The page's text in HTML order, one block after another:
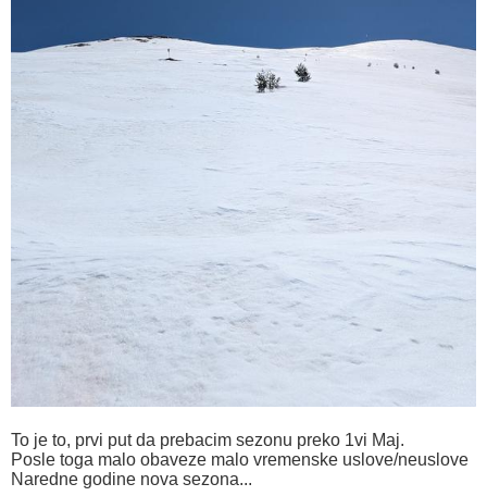
To je to, prvi put da prebacim sezonu preko 1vi Maj.
Posle toga malo obaveze malo vremenske uslove/neuslove
Naredne godine nova sezona...